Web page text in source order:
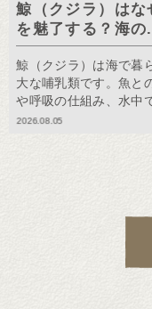
鯨（クジラ）はな
を魅了する？海の
鯨（クジラ）は海で暮
大な哺乳類です。魚と
や呼吸の仕組み、水中
2026.08.05